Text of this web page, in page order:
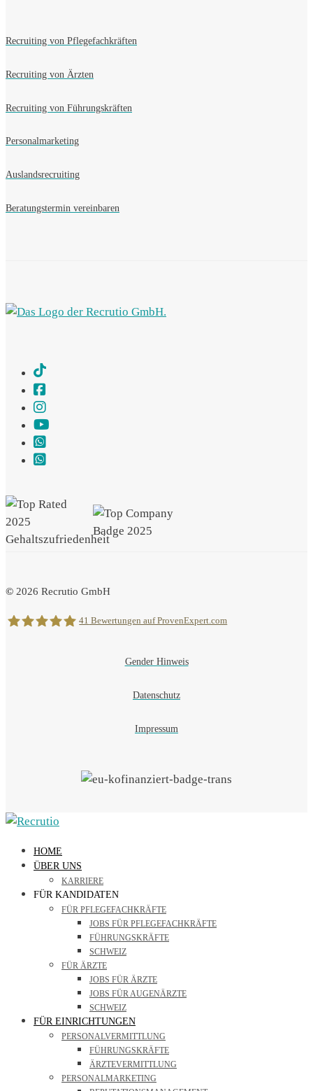
Recruiting von Pflegefachkräften
Recruiting von Ärzten
Recruiting von Führungskräften
Personalmarketing
Auslandsrecruiting
Beratungstermin vereinbaren
© 2026 Recrutio GmbH
41 Bewertungen auf ProvenExpert.com
Gender Hinweis
Datenschutz
Impressum
HOME
ÜBER UNS
KARRIERE
FÜR KANDIDATEN
FÜR PFLEGEFACHKRÄFTE
JOBS FÜR PFLEGEFACHKRÄFTE
FÜHRUNGSKRÄFTE
SCHWEIZ
FÜR ÄRZTE
JOBS FÜR ÄRZTE
JOBS FÜR AUGENÄRZTE
SCHWEIZ
FÜR EINRICHTUNGEN
PERSONALVERMITTLUNG
FÜHRUNGSKRÄFTE
ÄRZTEVERMITTLUNG
PERSONALMARKETING